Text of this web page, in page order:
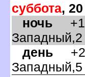
суббота,
ночь
день